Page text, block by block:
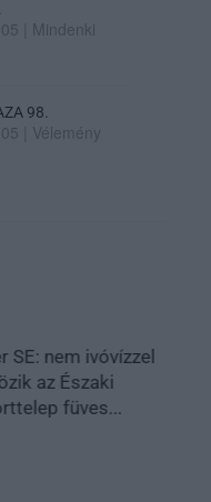
Mindenki
98.
Vélemény
SE: nem ivóvízzel
az Északi
füves...